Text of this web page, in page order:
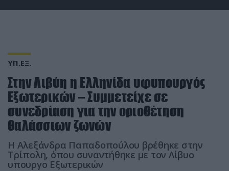
ΥΠ.ΕΞ.
Στην Λιβύη η Ελληνίδα υφυπουργός
Εξωτερικών – Συμμετείχε σε
συνεδρίαση για την οριοθέτηση
θαλάσσιων ζωνών
Η Αλεξάνδρα Παπαδοπούλου βρέθηκε στην
Τρίπολη, όπου συναντήθηκε με τον Λίβυο
υπουργο Εξωτερικών